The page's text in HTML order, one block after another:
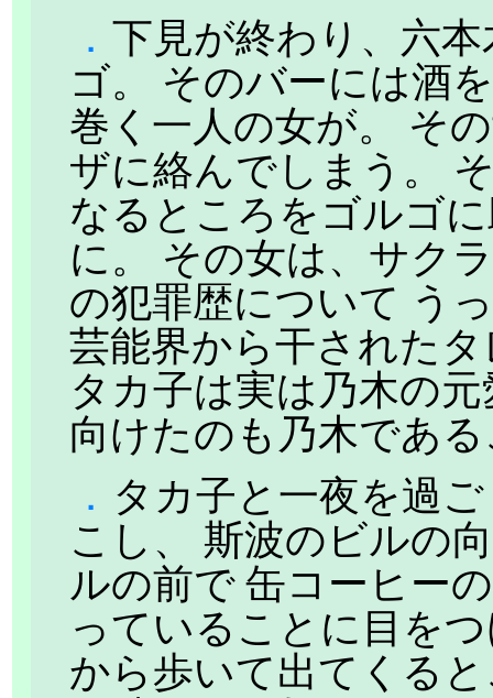
． 下見が終わり、六
ゴ。 そのバーには酒
巻く一人の女が。 そ
ザに絡んでしまう。
なるところをゴルゴ
に。 その女は、サク
の犯罪歴について う
芸能界から干された
タカ子は実は乃木の
向けたのも乃木であ
． タカ子と一夜を過
こし、 斯波のビルの
ルの前で 缶コーヒー
っていることに目を
から歩いて出てくる